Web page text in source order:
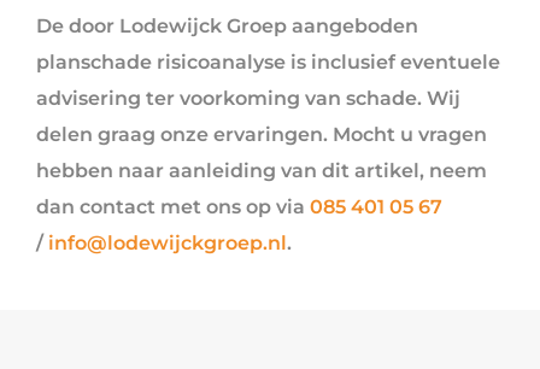
De door Lodewijck Groep aangeboden
planschade risicoanalyse is inclusief eventuele
advisering ter voorkoming van schade. Wij
delen graag onze ervaringen. Mocht u vragen
hebben naar aanleiding van dit artikel, neem
dan contact met ons op via 085 401 05 67
/ info@lodewijckgroep.nl.